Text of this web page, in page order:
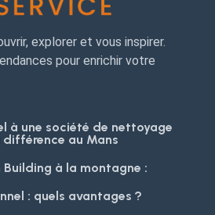
explorer et vous inspirer.
pour enrichir votre
à une société de nettoyage
au Mans
Building à la montagne :
: quels avantages ?